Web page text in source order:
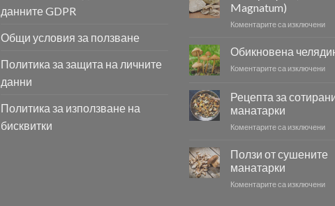
данните GDPR
Общи условия за ползване
Политика за защита на личните
данни
Политика за използване на
бисквитки
Magnatum)
Коментарите са изключениза
Обикновена
Коментарите са изключениза
Рецепта за
манатарки
Коментарите са изключениза
Ползи от сушените
манатарки
Коментарите са изключениза